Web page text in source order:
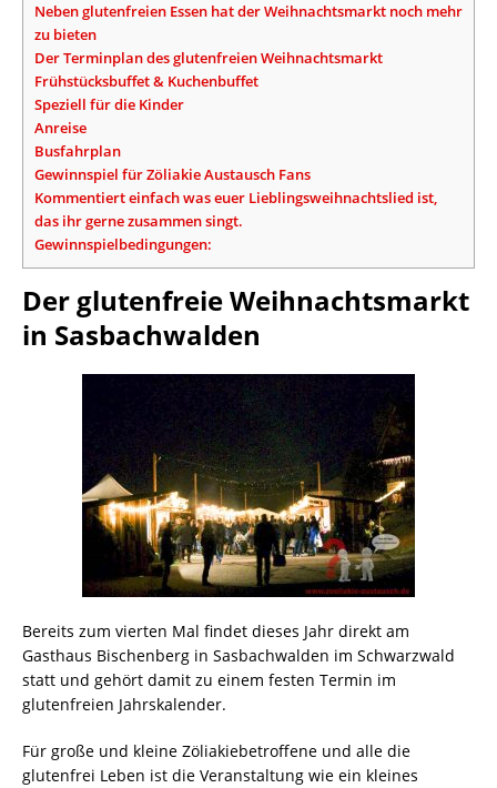
Neben glutenfreien Essen hat der Weihnachtsmarkt noch mehr
zu bieten
Der Terminplan des glutenfreien Weihnachtsmarkt
Frühstücksbuffet & Kuchenbuffet
Speziell für die Kinder
Anreise
Busfahrplan
Gewinnspiel für Zöliakie Austausch Fans
Kommentiert einfach was euer Lieblingsweihnachtslied ist,
das ihr gerne zusammen singt.
Gewinnspielbedingungen:
Der glutenfreie Weihnachtsmarkt
in Sasbachwalden
Bereits zum vierten Mal findet dieses Jahr direkt am
Gasthaus Bischenberg in Sasbachwalden im Schwarzwald
statt und gehört damit zu einem festen Termin im
glutenfreien Jahrskalender.
Für große und kleine Zöliakiebetroffene und alle die
glutenfrei Leben ist die Veranstaltung wie ein kleines